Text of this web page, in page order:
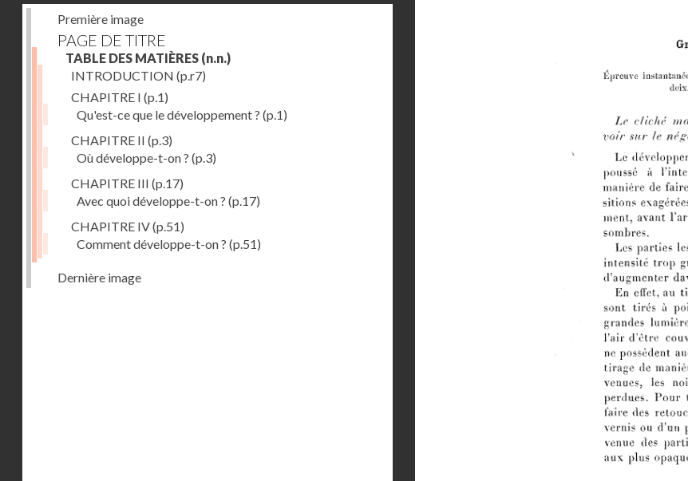
Première image
PAGE DE TITRE
TABLE DES MATIÈRES (n.n.)
INTRODUCTION (p.r7)
CHAPITRE I (p.1)
Qu'est-ce que le développement ? (p.1)
CHAPITRE II (p.3)
Où développe-t-on ? (p.3)
CHAPITRE III (p.17)
Avec quoi développe-t-on ? (p.17)
CHAPITRE IV(p.51)
Comment développe-t-on ? (p.51)
Dernière image